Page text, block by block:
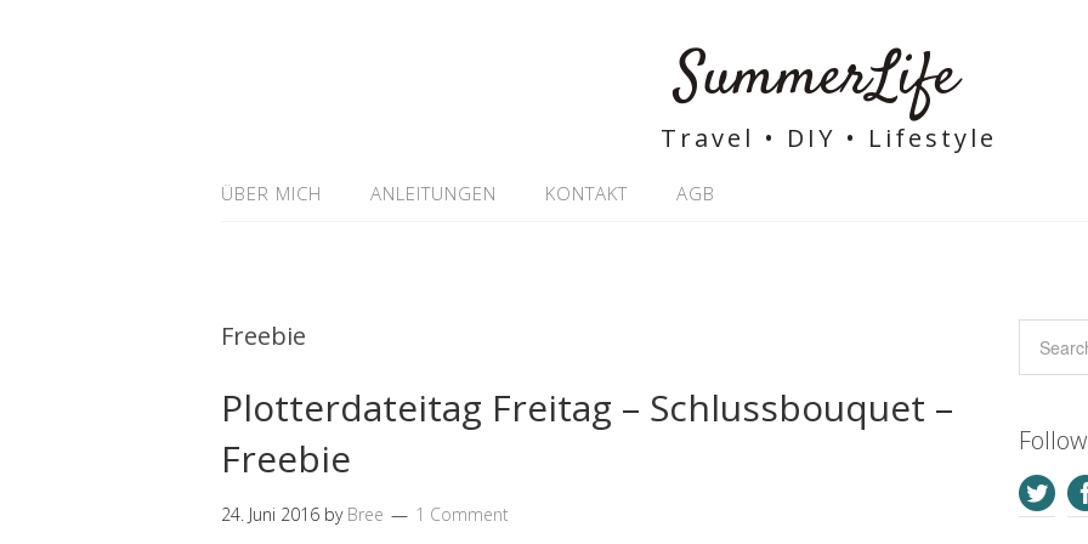
SummerLife
Travel • DIY • Lifestyle
ÜBER MICH ANLEITUNGEN KONTAKT AGB
Freebie
Plotterdateitag Freitag – Schlussbouquet –
Freebie
24. Juni 2016 by Bree 1 Comment